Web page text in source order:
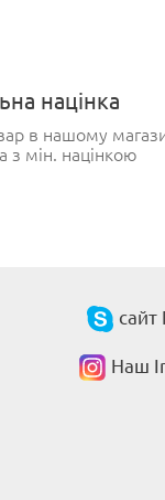
націнка
в нашому
з мін. націнкою
сайт
Наш